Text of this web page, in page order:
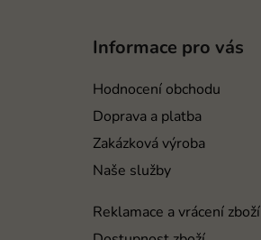
Informace pro vás
Hodnocení obchodu
Doprava a platba
Zakázková výroba
Naše služby
Reklamace a vrácení zboží